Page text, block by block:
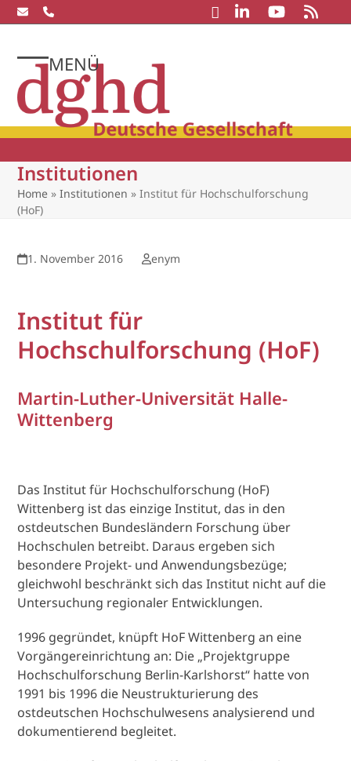
Skip
to
MENÜ
Open
mobile
menu
Close
mobile
menu
Institutionen
Home »Institutionen »Institut für Hochschulforschung
(HoF)
1. November 2016 enym
Institut für
Hochschulforschung (HoF)
Martin-Luther-Universität Halle-
Wittenberg
Das Institut für Hochschulforschung (HoF)
Wittenberg ist das einzige Institut, das in den
ostdeutschen Bundesländern Forschung über
Hochschulen betreibt. Daraus ergeben sich
besondere Projekt- und Anwendungsbezüge;
gleichwohl beschränkt sich das Institut nicht auf die
Untersuchung regionaler Entwicklungen.
1996 gegründet, knüpft HoF Wittenberg an eine
Vorgängereinrichtung an: Die „Projektgruppe
Hochschulforschung Berlin-Karlshorst“ hatte von
1991 bis 1996 die Neustrukturierung des
ostdeutschen Hochschulwesens analysierend und
dokumentierend begleitet.